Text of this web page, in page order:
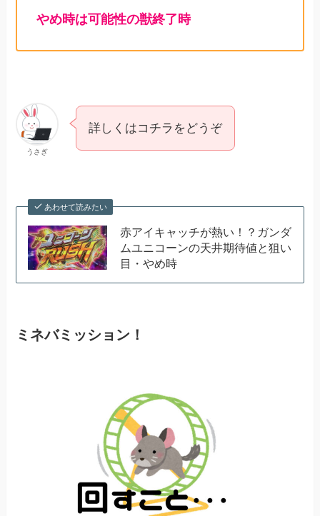
やめ時は可能性の獣終了時
うさぎ
詳しくはコチラをどうぞ
あわせて読みたい
赤アイキャッチが熱い！？ガンダ
ムユニコーンの天井期待値と狙い
目・やめ時
ミネバミッション！